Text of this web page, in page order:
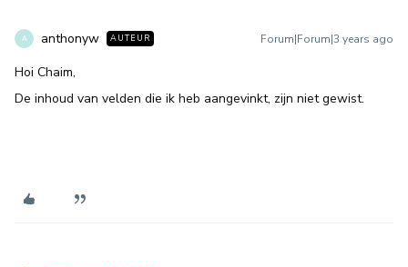
A anthonyw AUTEUR Forum|Forum|3 years ago
Hoi Chaim,
De inhoud van velden die ik heb aangevinkt, zijn niet gewist.